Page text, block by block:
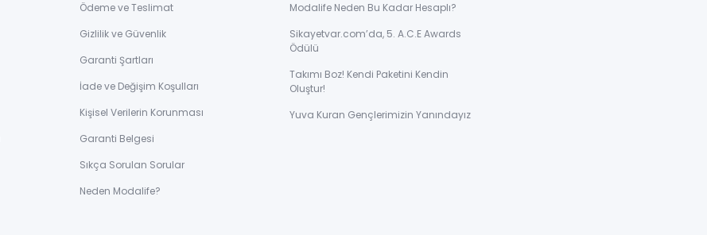
Ödeme ve Teslimat
Gizlilik ve Güvenlik
Garanti Şartları
İade ve Değişim Koşulları
Kişisel Verilerin Korunması
Garanti Belgesi
Sıkça Sorulan Sorular
Neden Modalife?
Modalife Neden Bu Kadar Hesaplı?
Sikayetvar.com’da, 5. A.C.E Awards
Ödülü
Takımı Boz! Kendi Paketini Kendin
Oluştur!
Yuva Kuran Gençlerimizin Yanındayız